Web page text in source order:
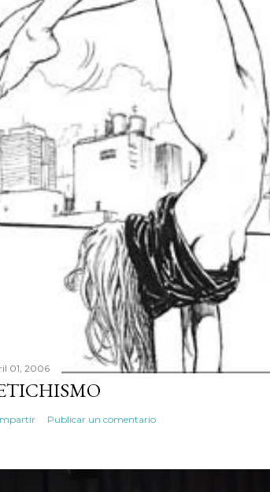
01, 2006
Publicar un comentario